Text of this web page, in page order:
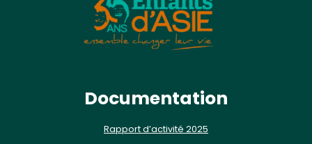
Documentation
Rapport d’activité 2025